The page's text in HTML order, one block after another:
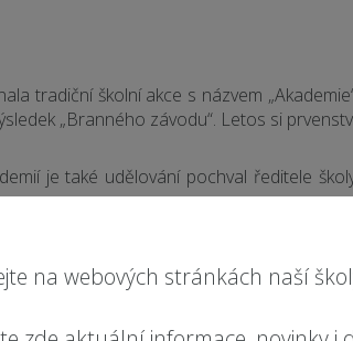
na webových stránkách naší
tradiční školní akce s názvem
„Branného závodu“. Letos si
je také udělování pochval ředitele
letos ujali čtvrťáci pod vedením paní
slova i básničky.